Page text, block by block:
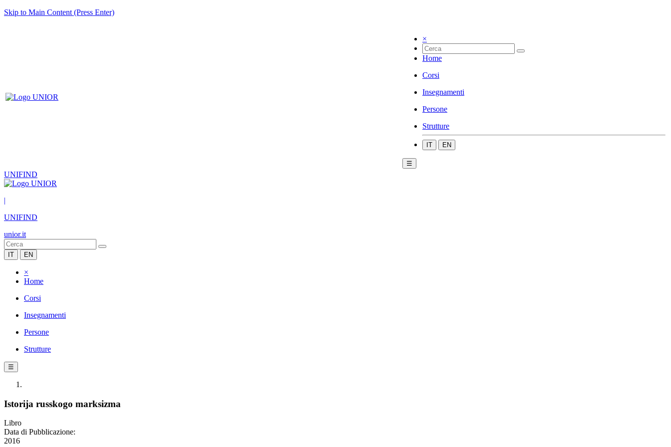
Skip to Main Content (Press Enter)
×
Home
Corsi
Insegnamenti
Persone
Strutture
IT EN
☰
UNIFIND
|
UNIFIND
unior.it
IT EN
×
Home
Corsi
Insegnamenti
Persone
Strutture
☰
Istorija russkogo marksizma
Libro
Data di Pubblicazione:
2016